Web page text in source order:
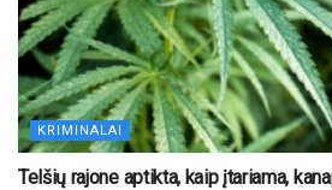
KRIMINALAI
Telšių rajone aptikta, kaip įtariama,